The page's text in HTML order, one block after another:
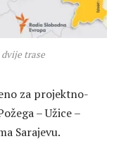
trase
za projektno-
– Užice –
Sarajevu.